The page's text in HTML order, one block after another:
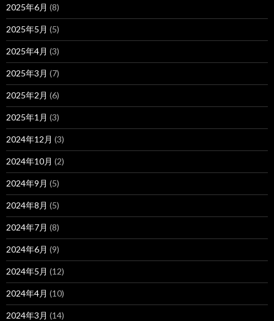
2025年6月 (8)
2025年5月 (5)
2025年4月 (3)
2025年3月 (7)
2025年2月 (6)
2025年1月 (3)
2024年12月 (3)
2024年10月 (2)
2024年9月 (5)
2024年8月 (5)
2024年7月 (8)
2024年6月 (9)
2024年5月 (12)
2024年4月 (10)
2024年3月 (14)